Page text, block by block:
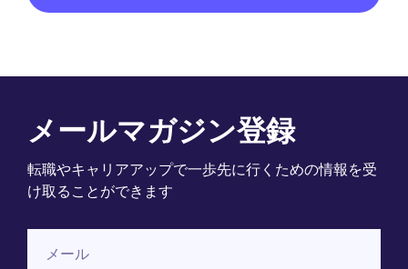
メールマガジン登録
転職やキャリアアップで一歩先に行くための情報を受
け取ることができます